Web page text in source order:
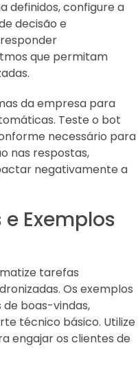
definidos, configure a
decisão e
que permitam
da empresa para
Teste o bot
necessário para
nas respostas,
negativamente a
Exemplos
tarefas
Os exemplos
boas-vindas,
técnico básico. Utilize
engajar os clientes de